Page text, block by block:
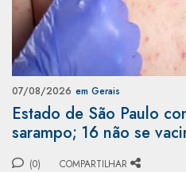
07/08/2026 em Gerais
Estado de São Paulo
sarampo; 16 não se
(0) COMPARTILHAR